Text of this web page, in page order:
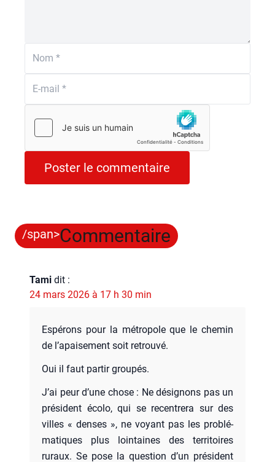
/span>Commentaire
Tami dit :
24 mars 2026 à 17 h 30 min
Espé­rons pour la métro­pole que le che­min
de l’a­pai­se­ment soit retrou­vé.
Oui il faut par­tir grou­pés.
J’ai peur d’une chose : Ne dési­gnons pas un
pré­sident éco­lo, qui se recen­tre­ra sur des
villes « denses », ne voyant pas les pro­blé­
ma­tiques plus loin­taines des ter­ri­toires
ruraux. Se pose la ques­tion d’un pré­sident